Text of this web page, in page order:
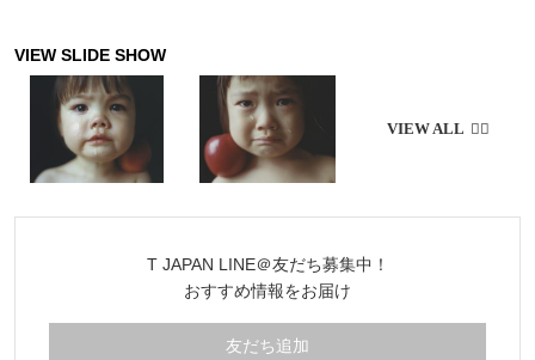
T JAPAN LINE＠友だち募集中！
おすすめ情報をお届け
友だち追加